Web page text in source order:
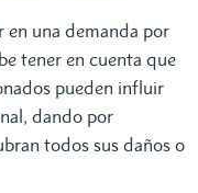
en una demanda por
tener en cuenta que
pueden influir
dando por
todos sus daños o